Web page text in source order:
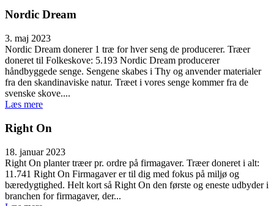
Nordic Dream
3. maj 2023
Nordic Dream donerer 1 træ for hver seng de producerer. Træer
doneret til Folkeskove: 5.193 Nordic Dream producerer
håndbyggede senge. Sengene skabes i Thy og anvender materialer
fra den skandinaviske natur. Træet i vores senge kommer fra de
svenske skove....
Læs mere
Right On
18. januar 2023
Right On planter træer pr. ordre på firmagaver. Træer doneret i alt:
11.741 Right On Firmagaver er til dig med fokus på miljø og
bæredygtighed. Helt kort så Right On den første og eneste udbyder i
branchen for firmagaver, der...